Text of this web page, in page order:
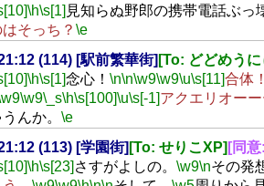
\h\s[1] 見知らぬ野郎の携帯電話ぶっ
そっち？ \e
(114) [駅前繁華街] [To: どどめうに
\h\s[1]念心！ \n\n\w9\w9\u\s[11]合体！
\w9\_s\h\s[100]\u\s[-1]アクエリオーー
んか。 \e
(113) [学園街] [To: せりこXP] [同
\h\s[23] さすがよしの。 \w9\nその発